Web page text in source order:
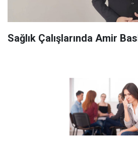
Sağlık Çalışlarında Amir